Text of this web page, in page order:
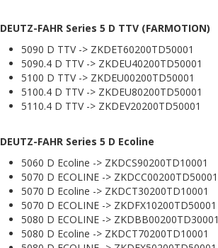
DEUTZ-FAHR Series 5 D TTV (FARMOTION)
5090 D TTV -> ZKDET60200TD50001
5090.4 D TTV -> ZKDEU40200TD50001
5100 D TTV -> ZKDEU00200TD50001
5100.4 D TTV -> ZKDEU80200TD50001
5110.4 D TTV -> ZKDEV20200TD50001
DEUTZ-FAHR Series 5 D Ecoline
5060 D Ecoline -> ZKDCS90200TD10001
5070 D ECOLINE -> ZKDCC00200TD50001
5070 D Ecoline -> ZKDCT30200TD10001
5070 D ECOLINE -> ZKDFX10200TD50001
5080 D ECOLINE -> ZKDBB00200TD30001
5080 D Ecoline -> ZKDCT70200TD10001